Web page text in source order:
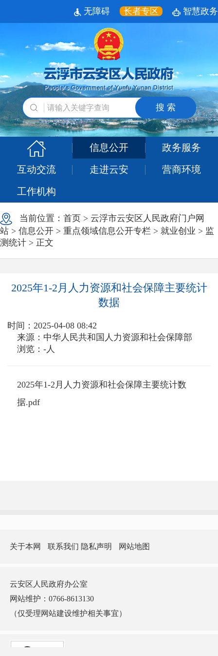
无障碍 长者专区 智慧政务
搜 索
信息公开 政务服务
互动交流 走进云安 营商环境
工作机构
当前位置： 首页 > 云浮市云安区人民政府门户网
站 > 信息公开 > 重点领域信息公开专栏 > 就业创业 > 监
测统计 > 正文
2025年1-2月人力资源和社会保障主要统计
数据
时间：2025-04-08 08:42
来源：中华人民共和国人力资源和社会保障部
浏览： -人
2025年1-2月人力资源和社会保障主要统计数
据.pdf
关于本网 联系我们 隐私声明 网站地图
云安区人民政府办公室
网站维护：0766-8613130
（仅受理网站建设维护相关事宜）